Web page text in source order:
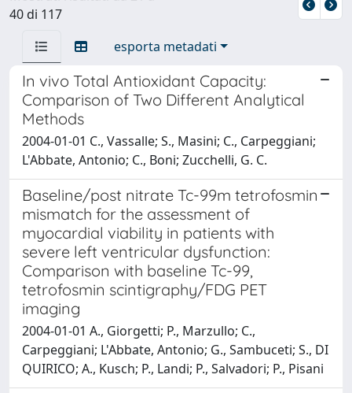
40 di 117
esporta metadati
In vivo Total Antioxidant Capacity:
Comparison of Two Different Analytical
Methods
2004-01-01 C., Vassalle; S., Masini; C., Carpeggiani;
L'Abbate, Antonio; C., Boni; Zucchelli, G. C.
Baseline/post nitrate Tc-99m tetrofosmin
mismatch for the assessment of
myocardial viability in patients with
severe left ventricular dysfunction:
Comparison with baseline Tc-99,
tetrofosmin scintigraphy/FDG PET
imaging
2004-01-01 A., Giorgetti; P., Marzullo; C.,
Carpeggiani; L'Abbate, Antonio; G., Sambuceti; S., DI
QUIRICO; A., Kusch; P., Landi; P., Salvadori; P., Pisani